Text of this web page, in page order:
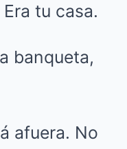
tu casa.
banqueta,
afuera. No